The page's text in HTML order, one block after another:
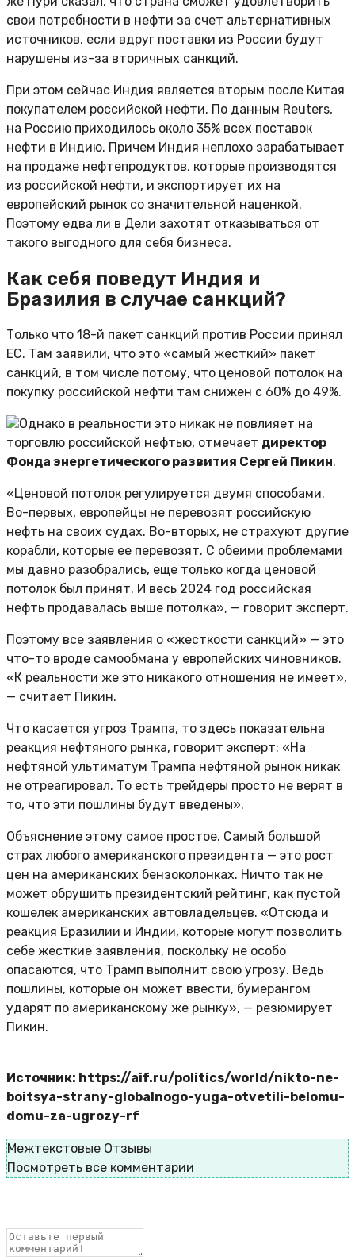
свои потребности в нефти за счет альтернативных
источников, если вдруг поставки из России будут
нарушены из-за вторичных санкций.
При этом сейчас Индия является вторым после Китая
покупателем российской нефти. По данным Reuters,
на Россию приходилось около 35% всех поставок
нефти в Индию. Причем Индия неплохо зарабатывает
на продаже нефтепродуктов, которые производятся
из российской нефти, и экспортирует их на
европейский рынок со значительной наценкой.
Поэтому едва ли в Дели захотят отказываться от
такого выгодного для себя бизнеса.
Как себя поведут Индия и
Бразилия в случае санкций?
Только что 18-й пакет санкций против России принял
ЕС. Там заявили, что это «самый жесткий» пакет
санкций, в том числе потому, что ценовой потолок на
покупку российской нефти там снижен с 60% до 49%.
Однако в реальности это никак не повлияет на
торговлю российской нефтью, отмечает директор
Фонда энергетического развития Сергей Пикин.
«Ценовой потолок регулируется двумя способами.
Во-первых, европейцы не перевозят российскую
нефть на своих судах. Во-вторых, не страхуют другие
корабли, которые ее перевозят. С обеими проблемами
мы давно разобрались, еще только когда ценовой
потолок был принят. И весь 2024 год российская
нефть продавалась выше потолка», — говорит эксперт.
Поэтому все заявления о «жесткости санкций» — это
что-то вроде самообмана у европейских чиновников.
«К реальности же это никакого отношения не имеет»,
— считает Пикин.
Что касается угроз Трампа, то здесь показательна
реакция нефтяного рынка, говорит эксперт: «На
нефтяной ультиматум Трампа нефтяной рынок никак
не отреагировал. То есть трейдеры просто не верят в
то, что эти пошлины будут введены».
Объяснение этому самое простое. Самый большой
страх любого американского президента — это рост
цен на американских бензоколонках. Ничто так не
может обрушить президентский рейтинг, как пустой
кошелек американских автовладельцев. «Отсюда и
реакция Бразилии и Индии, которые могут позволить
себе жесткие заявления, поскольку не особо
опасаются, что Трамп выполнит свою угрозу. Ведь
пошлины, которые он может ввести, бумерангом
ударят по американскому же рынку», — резюмирует
Пикин.
Источник: https://aif.ru/politics/world/nikto-ne-
boitsya-strany-globalnogo-yuga-otvetili-belomu-
domu-za-ugrozy-rf
Межтекстовые Отзывы
Посмотреть все комментарии